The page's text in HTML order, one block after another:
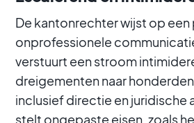
De kantonrechter wijst op een
onprofessionele
verstuurt een stroom
dreigementen naar
inclusief directie en juridische
stelt ongepaste eisen, zoals